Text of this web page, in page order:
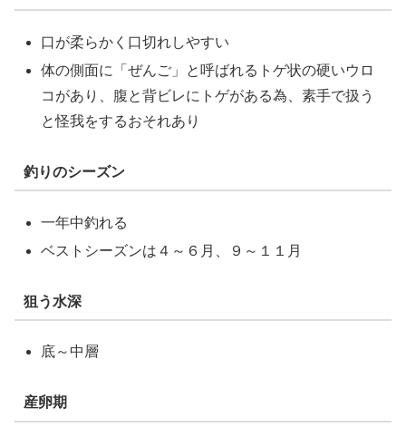
口が柔らかく口切れしやすい
体の側面に「ぜんご」と呼ばれるトゲ状の硬いウロ
コがあり、腹と背ビレにトゲがある為、素手で扱う
と怪我をするおそれあり
釣りのシーズン
一年中釣れる
ベストシーズンは４～６月、９～１１月
狙う水深
底～中層
産卵期